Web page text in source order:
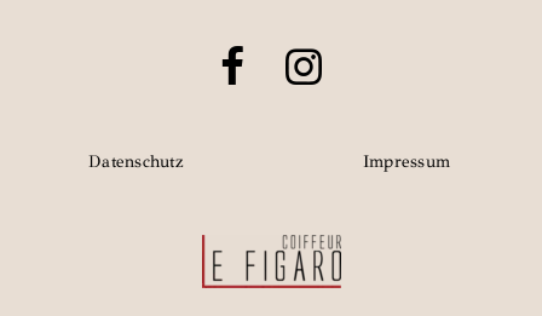
Datenschutz Impressum